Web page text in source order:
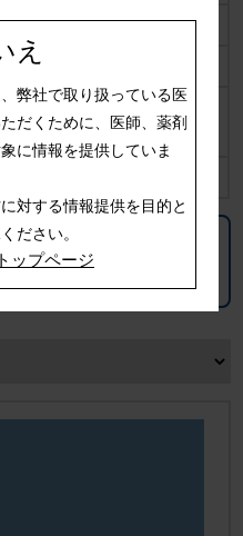
2025/12 更新
服薬指導箋一覧
日本語版
英語版
ム
え
弊社で取り扱っている医
だくために、医師、薬剤
に情報を提供していま
対する情報提供を目的と
ださい。
ップページ